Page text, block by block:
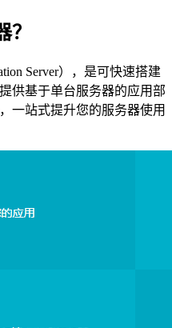
Server），是可快速搭建
供基于单台服务器的应用部
一站式提升您的服务器使用